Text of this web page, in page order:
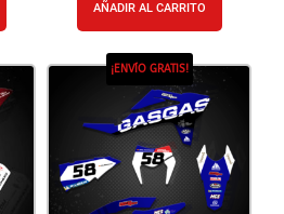
AÑADIR AL CARRITO
¡ENVÍO GRATIS!